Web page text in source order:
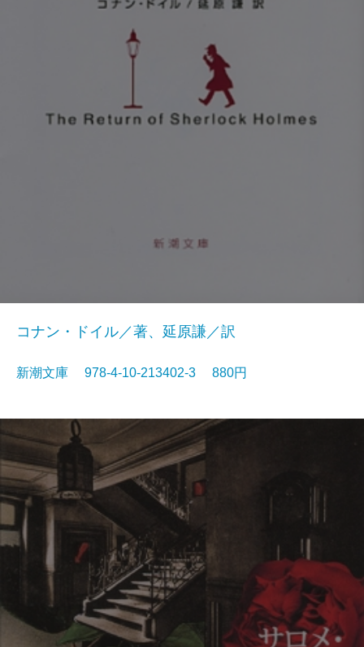
コナン・ドイル／著、延原謙／訳
新潮文庫 978-4-10-213402-3 880円